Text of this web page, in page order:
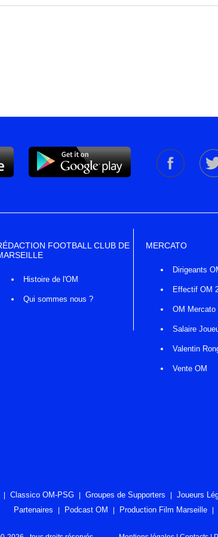
FOOTBALL CLUB DE
Histoire de l'OM
Qui sommes nous ?
MERCATO
Dirigeants
Effectif OM
OM Mercato
Salaire
Valentin
Vente OM
Classico OM-PSG Groupes de Supporters Joueurs
Partenaires
Podcast OM Production Film Marseille